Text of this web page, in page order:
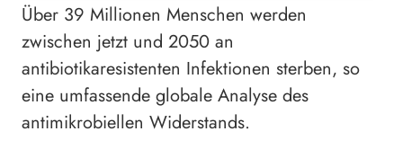
Über 39 Millionen Menschen werden
zwischen jetzt und 2050 an
antibiotikaresistenten Infektionen sterben, so
eine umfassende globale Analyse des
antimikrobiellen Widerstands.